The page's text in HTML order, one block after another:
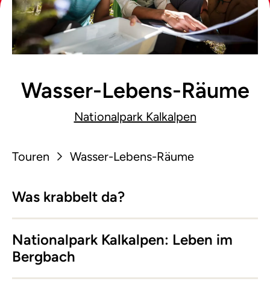
Wasser-Lebens-Räume
Nationalpark Kalkalpen
Touren Wasser-Lebens-Räume
Was krabbelt da?
Nationalpark Kalkalpen: Leben im
Bergbach